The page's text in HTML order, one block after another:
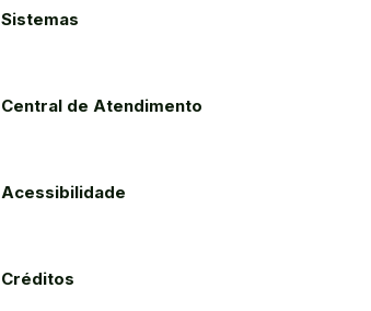
Sistemas
Central de Atendimento
Acessibilidade
Créditos